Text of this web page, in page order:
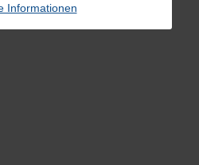
Informationen